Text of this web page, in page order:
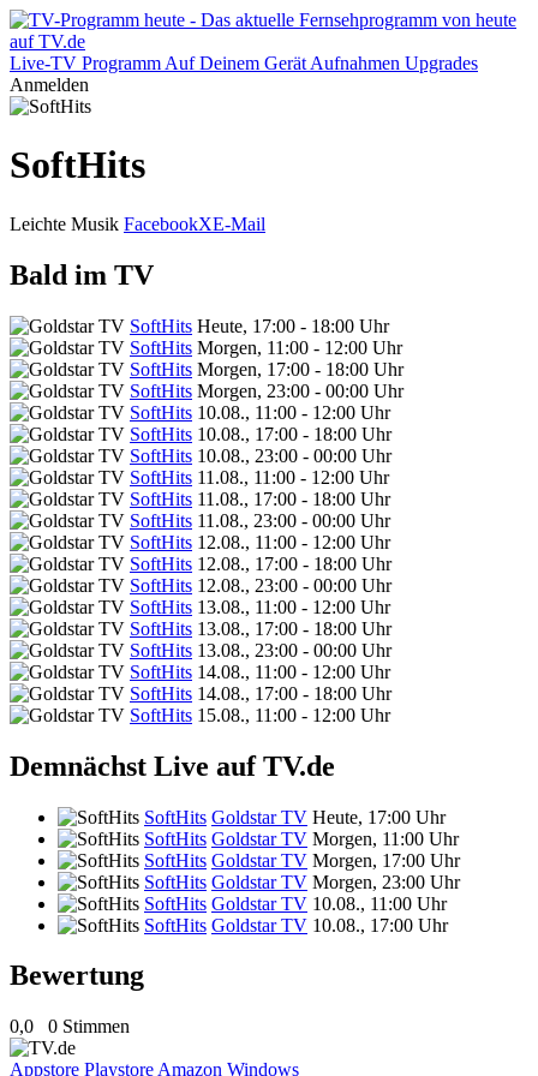
Live-TV Programm Auf Deinem Gerät Aufnahmen Upgrades
Anmelden
SoftHits
Leichte Musik FacebookXE-Mail
Bald im TV
SoftHits Heute, 17:00 - 18:00 Uhr
SoftHits Morgen, 11:00 - 12:00 Uhr
SoftHits Morgen, 17:00 - 18:00 Uhr
SoftHits Morgen, 23:00 - 00:00 Uhr
SoftHits 10.08., 11:00 - 12:00 Uhr
SoftHits 10.08., 17:00 - 18:00 Uhr
SoftHits 10.08., 23:00 - 00:00 Uhr
SoftHits 11.08., 11:00 - 12:00 Uhr
SoftHits 11.08., 17:00 - 18:00 Uhr
SoftHits 11.08., 23:00 - 00:00 Uhr
SoftHits 12.08., 11:00 - 12:00 Uhr
SoftHits 12.08., 17:00 - 18:00 Uhr
SoftHits 12.08., 23:00 - 00:00 Uhr
SoftHits 13.08., 11:00 - 12:00 Uhr
SoftHits 13.08., 17:00 - 18:00 Uhr
SoftHits 13.08., 23:00 - 00:00 Uhr
SoftHits 14.08., 11:00 - 12:00 Uhr
SoftHits 14.08., 17:00 - 18:00 Uhr
SoftHits 15.08., 11:00 - 12:00 Uhr
Demnächst Live auf TV.de
SoftHits Goldstar TV Heute, 17:00 Uhr
SoftHits Goldstar TV Morgen, 11:00 Uhr
SoftHits Goldstar TV Morgen, 17:00 Uhr
SoftHits Goldstar TV Morgen, 23:00 Uhr
SoftHits Goldstar TV 10.08., 11:00 Uhr
SoftHits Goldstar TV 10.08., 17:00 Uhr
Bewertung
0,0 0 Stimmen
Appstore Playstore Amazon Windows